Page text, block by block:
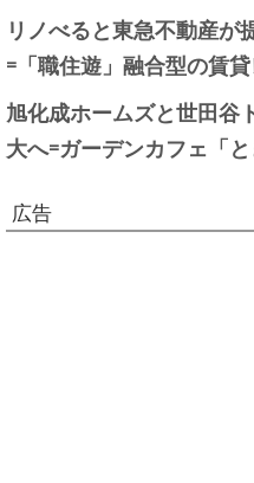
リノべると東急不動産が
=「職住遊」融合型の賃
旭化成ホームズと世田谷
大へ=ガーデンカフェ「
広告